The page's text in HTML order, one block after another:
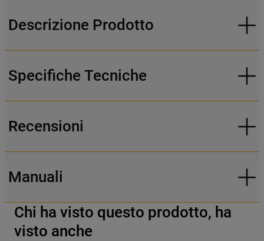
Descrizione Prodotto
Specifiche Tecniche
Recensioni
Manuali
Chi ha visto questo prodotto, ha
visto anche